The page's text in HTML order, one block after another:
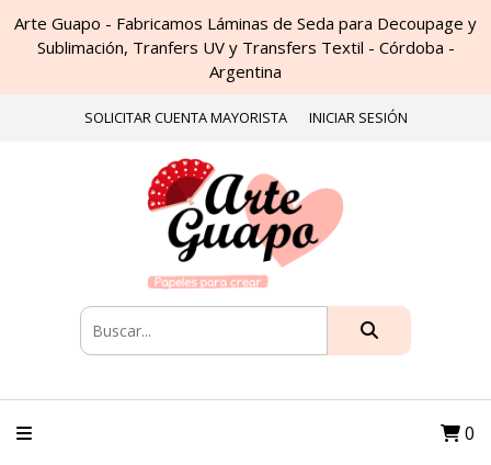
Arte Guapo - Fabricamos Láminas de Seda para Decoupage y
Sublimación, Tranfers UV y Transfers Textil - Córdoba -
Argentina
SOLICITAR CUENTA MAYORISTA INICIAR SESIÓN
0